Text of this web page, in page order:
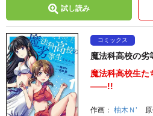
試し読み
コミックス
魔法科高校の
魔法科高校生た
――!!
作画： 柚木Ｎ’